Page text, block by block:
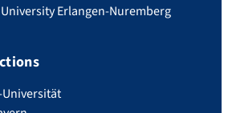
Erlangen-Nuremberg